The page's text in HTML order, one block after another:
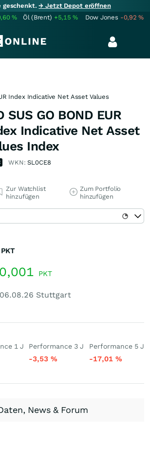
geschenkt.→ Jetzt Depot eröffnen
% Öl (Brent) +5,15% Dow Jones -0,92%
Index Indicative Net Asset Values
SUS GO BOND EUR
Indicative Net Asset
Index
WKN:SL0CE8
Zur Watchlist
hinzufügen
Zum Portfolio
hinzufügen
PKT
PKT
06.08.26 Stuttgart
1 J Performance 3 J
-3,53%
Performance 5 J
-17,01 %
News & Forum